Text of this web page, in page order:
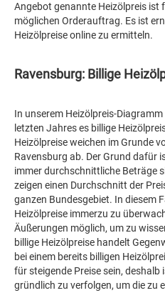
Angebot genannte Heizölpreis ist
möglichen Orderauftrag. Es ist
Heizölpreise online zu ermitteln.
Ravensburg: Billige
In unserem Heizölpreis-
letzten Jahres es billige
Heizölpreise weichen im Grunde
Ravensburg ab. Der Grund dafür
immer durchschnittliche Beträge
zeigen einen Durchschnitt der
ganzen Bundesgebiet. In diesem
Heizölpreise immerzu zu
Äußerungen möglich, um zu
billige Heizölpreise handelt
bei einem bereits billigen
für steigende Preise sein,
gründlich zu verfolgen, um die zu